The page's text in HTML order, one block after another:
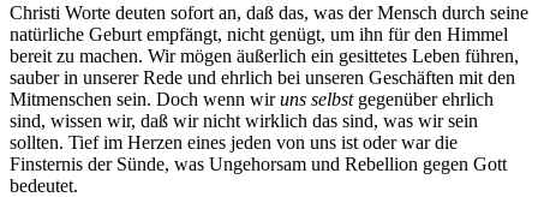
Christi Worte deuten sofort an, daß das, was der Mensch durch seine
natürliche Geburt empfängt, nicht genügt, um ihn für den Himmel
bereit zu machen. Wir mögen äußerlich ein gesittetes Leben führen,
sauber in unserer Rede und ehrlich bei unseren Geschäften mit den
Mitmenschen sein. Doch wenn wiruns selbst gegenüber ehrlich
sind, wissen wir, daß wir nicht wirklich das sind, was wir sein
sollten. Tief im Herzen eines jeden von uns ist oder war die
Finsternis der Sünde, was Ungehorsam und Rebellion gegen Gott
bedeutet.